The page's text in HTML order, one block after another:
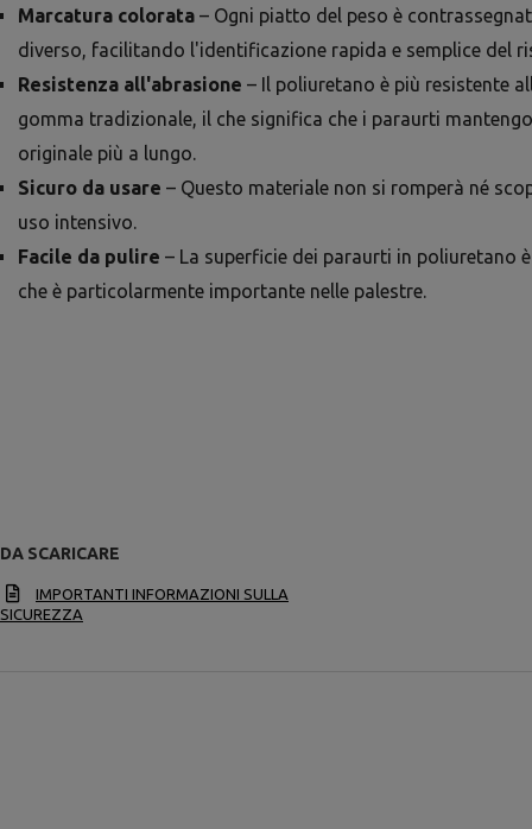
Marcatura colorata – Ogni piatto del peso è
diverso, facilitando l'identificazione rapida e semplice del
Resistenza all'abrasione – Il poliuretano è più resistente
gomma tradizionale, il che significa che i paraurti
originale più a lungo.
Sicuro da usare – Questo materiale non si romperà né
uso intensivo.
Facile da pulire – La superficie dei paraurti in poliuretano
che è particolarmente importante nelle palestre.
DA SCARICARE
IMPORTANTI INFORMAZIONI SULLA
SICUREZZA